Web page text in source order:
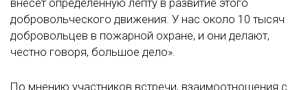
внесет определенную лепту в развитие этого
добровольческого движения. У нас около 10 тысяч
добровольцев в пожарной охране, и они делают,
честно говоря, большое дело».
По мнению участников встречи, взаимоотношения с